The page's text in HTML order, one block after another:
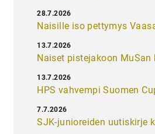
Naisille iso pettymys
28.7.2026
Naiset pistejakoon MuSan
13.7.2026
HPS vahvempi Suomen
13.7.2026
SJK-junioreiden uutiskirje
7.7.2026